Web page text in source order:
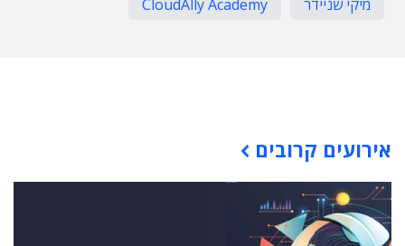
מיקי שניידר
CloudAlly Academy
אירועים קרובים